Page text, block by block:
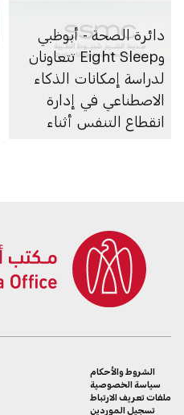
دائرة الصحة - أبوظبي
وEight Sleep تتعاونان
لدراسة إمكانات الذكاء
الاصطناعي في إدارة
انقطاع التنفس أثناء
الشروط والأحكام
سياسة الخصوصية
ملفات تعريف الارتباط
تسجيل الموردين